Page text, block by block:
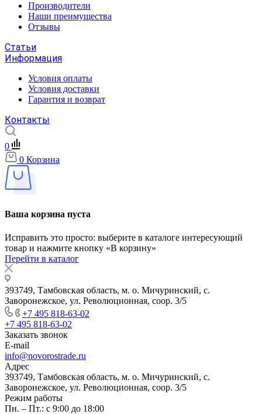
Производители
Наши преимущества
Отзывы
Статьи
Информация
Условия оплаты
Условия доставки
Гарантия и возврат
Контакты
0
0 Корзина
Ваша корзина пуста
Исправить это просто: выберите в каталоге интересующий
товар и нажмите кнопку «В корзину»
Перейти в каталог
393749, Тамбовская область, м. о. Мичуринский, с.
Заворонежское, ул. Революционная, соор. 3/5
+7 495 818-63-02
+7 495 818-63-02
Заказать звонок
E-mail
info@novorostrade.ru
Адрес
393749, Тамбовская область, м. о. Мичуринский, с.
Заворонежское, ул. Революционная, соор. 3/5
Режим работы
Пн. – Пт.: с 9:00 до 18:00